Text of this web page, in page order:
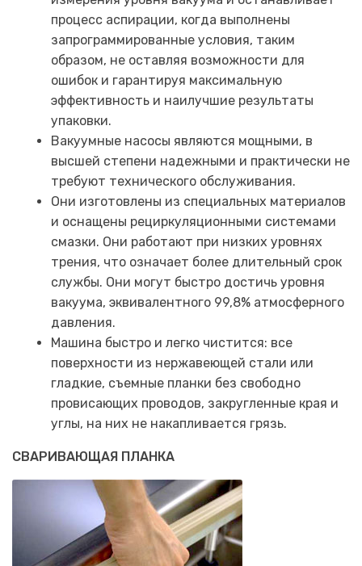
процесс аспирации, когда выполнены
запрограммированные условия, таким
образом, не оставляя возможности для
ошибок и гарантируя максимальную
эффективность и наилучшие результаты
упаковки.
Вакуумные насосы являются мощными, в
высшей степени надежными и практически не
требуют технического обслуживания.
Они изготовлены из специальных материалов
и оснащены рециркуляционными системами
смазки. Они работают при низких уровнях
трения, что означает более длительный срок
службы. Они могут быстро достичь уровня
вакуума, эквивалентного 99,8% атмосферного
давления.
Машина быстро и легко чистится: все
поверхности из нержавеющей стали или
гладкие, съемные планки без свободно
провисающих проводов, закругленные края и
углы, на них не накапливается грязь.
СВАРИВАЮЩАЯ ПЛАНКА